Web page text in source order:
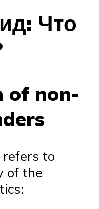
Что
of non-
refers to
of the